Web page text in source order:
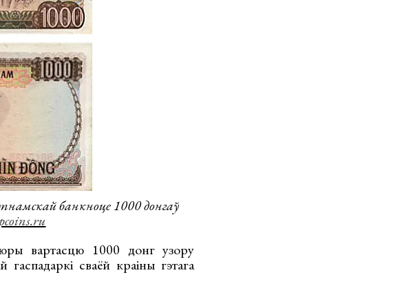
банкноце 1000 донгаў
вартасцю 1000 донг узору
гаспадаркі сваёй краіны гэтага